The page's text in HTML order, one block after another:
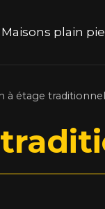
Maisons plain
à étage